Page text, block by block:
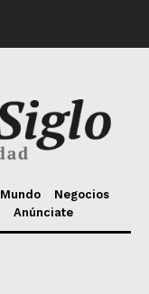
Mundo
Negocios
Anúnciate